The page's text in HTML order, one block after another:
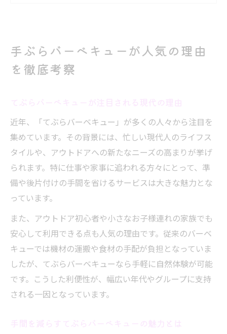
人気の高い手ぶらバーベキュー体験の特徴
てぶらバーベキューが支持される背景を解
説
手間いらずのてぶらバーベキュー体験ポイ
ント
準備不要なてぶらバーベキューの流れとコ
ツ
てぶらバーベキューで味わう気軽なアウト
失敗しないてぶらバーベキューの選び方
定番から話題まで手ぶらバーベキューメニュー
集
てぶらバーベキューの人気メニュー徹底解
説
手ぶらバーベキューが人気の理由
を徹底考察
近年、「てぶらバーベキュー」が多くの人々から注目を
集めています。その背景には、忙しい現代人のライフス
タイルや、アウトドアへの新たなニーズの高まりが挙げ
られます。特に仕事や家事に追われる方々にとって、準
備や後片付けの手間を省けるサービスは大きな魅力とな
っています。
また、アウトドア初心者や小さなお子様連れの家族でも
安心して利用できる点も人気の理由です。従来のバーベ
キューでは機材の運搬や食材の手配が負担となっていま
したが、てぶらバーベキューなら手軽に自然体験が可能
です。こうした利便性が、幅広い年代やグループに支持
される一因となっています。